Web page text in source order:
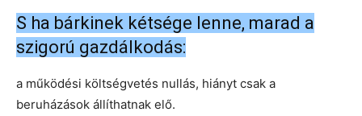
S ha bárkinek kétsége lenne, marad a
szigorú gazdálkodás:
a működési költségvetés nullás, hiányt csak a
beruházások állíthatnak elő.